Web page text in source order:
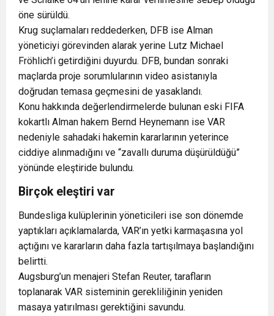
öne sürüldü.
Krug suçlamaları reddederken, DFB ise Alman
yöneticiyi görevinden alarak yerine Lutz Michael
Fröhlich’i getirdiğini duyurdu. DFB, bundan sonraki
maçlarda proje sorumlularının video asistanıyla
doğrudan temasa geçmesini de yasaklandı.
Konu hakkında değerlendirmelerde bulunan eski FIFA
kokartlı Alman hakem Bernd Heynemann ise VAR
nedeniyle sahadaki hakemin kararlarının yeterince
ciddiye alınmadığını ve “zavallı duruma düşürüldüğü”
yönünde eleştiride bulundu.
Birçok eleştiri var
Bundesliga kulüplerinin yöneticileri ise son dönemde
yaptıkları açıklamalarda, VAR’ın yetki karmaşasına yol
açtığını ve kararların daha fazla tartışılmaya başlandığını
belirtti.
Augsburg’un menajeri Stefan Reuter, tarafların
toplanarak VAR sisteminin gerekliliğinin yeniden
masaya yatırılması gerektiğini savundu.